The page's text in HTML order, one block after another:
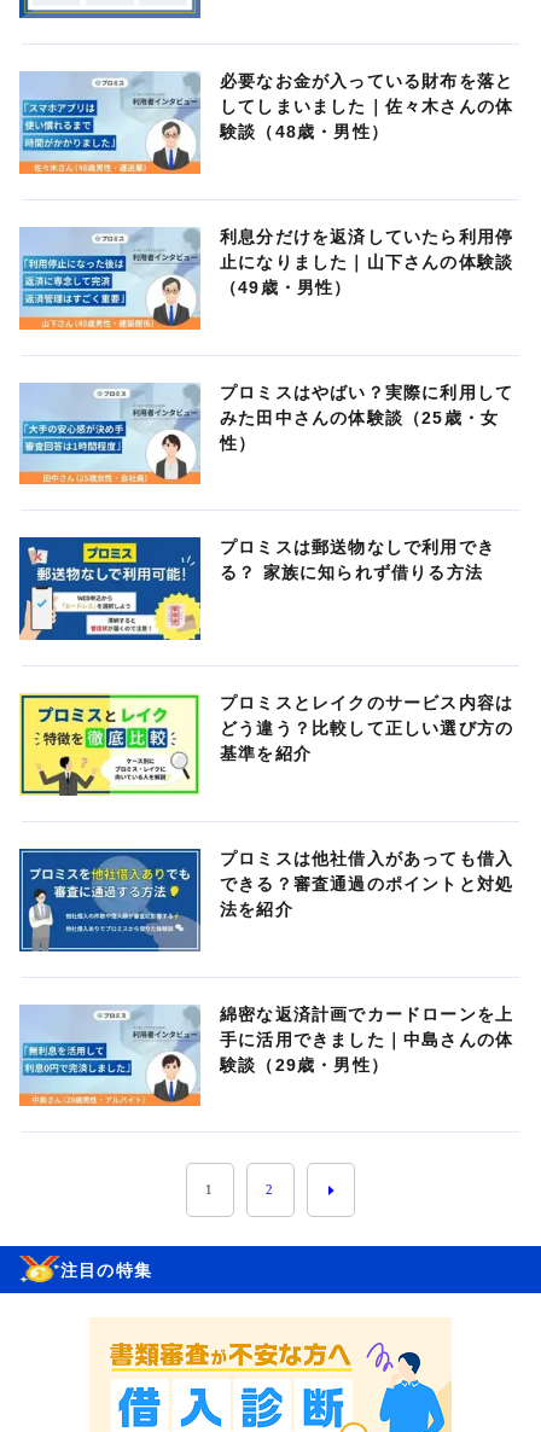
必要なお金が入っている財布を落と
してしまいました｜佐々木さんの体
験談（48歳・男性）
利息分だけを返済していたら利用停
止になりました｜山下さんの体験談
（49歳・男性）
プロミスはやばい？実際に利用して
みた田中さんの体験談（25歳・女
性）
プロミスは郵送物なしで利用でき
る？ 家族に知られず借りる方法
プロミスとレイクのサービス内容は
どう違う？比較して正しい選び方の
基準を紹介
プロミスは他社借入があっても借入
できる？審査通過のポイントと対処
法を紹介
綿密な返済計画でカードローンを上
手に活用できました｜中島さんの体
験談（29歳・男性）
1 2
注目の特集